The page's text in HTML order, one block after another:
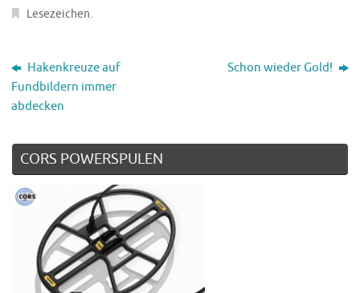
Lesezeichen.
Hakenkreuze auf
Fundbildern immer
abdecken
Schon wieder Gold!
CORS POWERSPULEN